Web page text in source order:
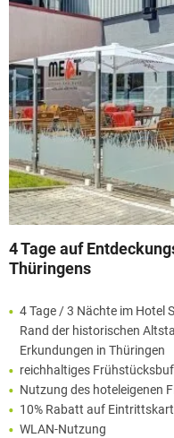
4 Tage auf
Thüringens
4 Tage / 3 Nächte im Hotel
Rand der historischen
Erkundungen in Thüringen
reichhaltiges
Nutzung des hoteleigenen
10% Rabatt auf
WLAN-Nutzung